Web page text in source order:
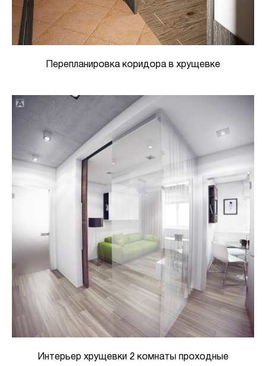
Перепланировка коридора в хрущевке
Интерьер хрущевки 2 комнаты проходные